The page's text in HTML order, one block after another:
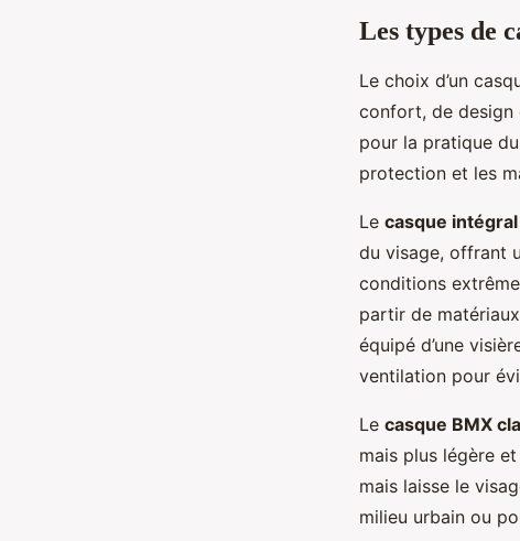
Les types de
Le choix d’un
confort, de design
pour la pratique
protection et les
Le casque
du visage, offrant
conditions
partir de
équipé d’une
ventilation pour
Le casque BMX
mais plus légère
mais laisse le
milieu urbain ou